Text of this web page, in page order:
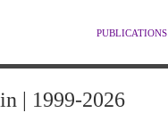
PUBLICATIONS
| 1999-2026